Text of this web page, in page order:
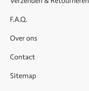
F.A.Q.
Over ons
Contact
Sitemap